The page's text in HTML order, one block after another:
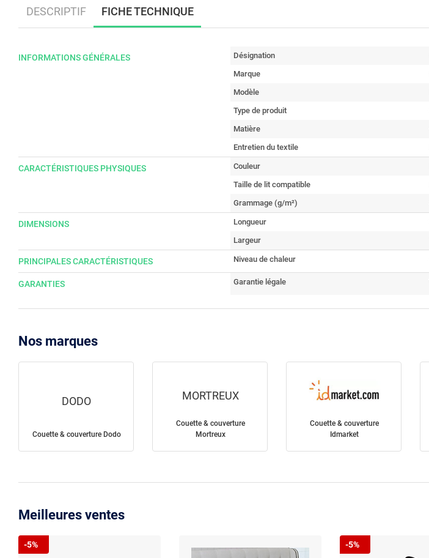
DESCRIPTIF FICHE TECHNIQUE
INFORMATIONS GÉNÉRALES Désignation
Marque
Modèle
Type de produit
Matière
Entretien du textile
CARACTÉRISTIQUES PHYSIQUES Couleur
Taille de lit compatible
Grammage (g/m²)
DIMENSIONS Longueur
Largeur
PRINCIPALES CARACTÉRISTIQUES Niveau de chaleur
GARANTIES Garantie légale
Nos marques
DODO
Couette & couverture Dodo
MORTREUX
Couette & couverture
Mortreux
Couette & couverture
Idmarket
Meilleures ventes
-5% -5%